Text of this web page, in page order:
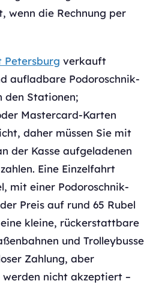
wenn die Rechnung per
Petersburg verkauft
aufladbare Podoroschnik-
den Stationen;
Mastercard-Karten
daher müssen Sie mit
der Kasse aufgeladenen
Eine Einzelfahrt
mit einer Podoroschnik-
Preis auf rund 65 Rubel
kleine, rückerstattbare
und Trolleybusse
Zahlung, aber
werden nicht akzeptiert –